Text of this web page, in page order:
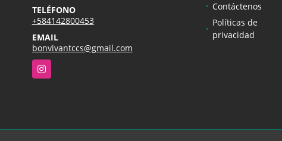
TELÉFONO
+584142800453
EMAIL
bonvivantccs@gmail.com
Instagram
Contáctenos
Políticas de
privacidad